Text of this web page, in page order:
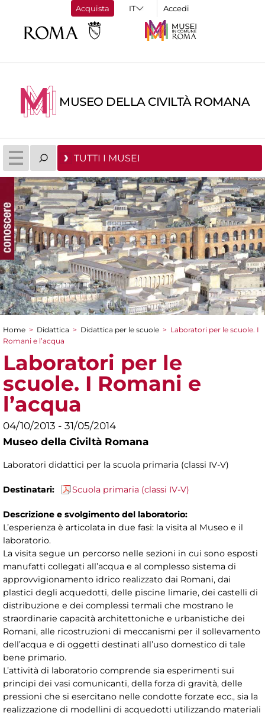
Acquista Accedi
MUSEO DELLA CIVILTÀ ROMANA
TUTTI I MUSEI
Tu sei qui
Home > Didattica > Didattica per le scuole > Laboratori per le scuole. I
Romani e l’acqua
Laboratori per le
scuole. I Romani e
l’acqua
04/10/2013 - 31/05/2014
Museo della Civiltà Romana
Laboratori didattici per la scuola primaria (classi IV-V)
Destinatari: Scuola primaria (classi IV-V)
Descrizione e svolgimento del laboratorio:
L’esperienza è articolata in due fasi: la visita al Museo e il
laboratorio.
La visita segue un percorso nelle sezioni in cui sono esposti
manufatti collegati all’acqua e al complesso sistema di
approvvigionamento idrico realizzato dai Romani, dai
plastici degli acquedotti, delle piscine limarie, dei castelli di
distribuzione e dei complessi termali che mostrano le
straordinarie capacità architettoniche e urbanistiche dei
Romani, alle ricostruzioni di meccanismi per il sollevamento
dell’acqua e di oggetti destinati all’uso domestico di tale
bene primario.
L’attività di laboratorio comprende sia esperimenti sui
principi dei vasi comunicanti, della forza di gravità, delle
pressioni che si esercitano nelle condotte forzate ecc., sia la
realizzazione di modellini di acquedotti utilizzando materiali